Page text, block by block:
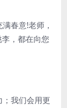
春意!老师，
，都在向您
我们会用更